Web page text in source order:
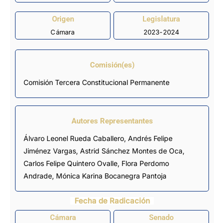
Origen
Cámara
Legislatura
2023-2024
Comisión(es)
Comisión Tercera Constitucional Permanente
Autores Representantes
Álvaro Leonel Rueda Caballero, Andrés Felipe
Jiménez Vargas, Astrid Sánchez Montes de Oca,
Carlos Felipe Quintero Ovalle, Flora Perdomo
Andrade, Mónica Karina Bocanegra Pantoja
Fecha de Radicación
Cámara Senado